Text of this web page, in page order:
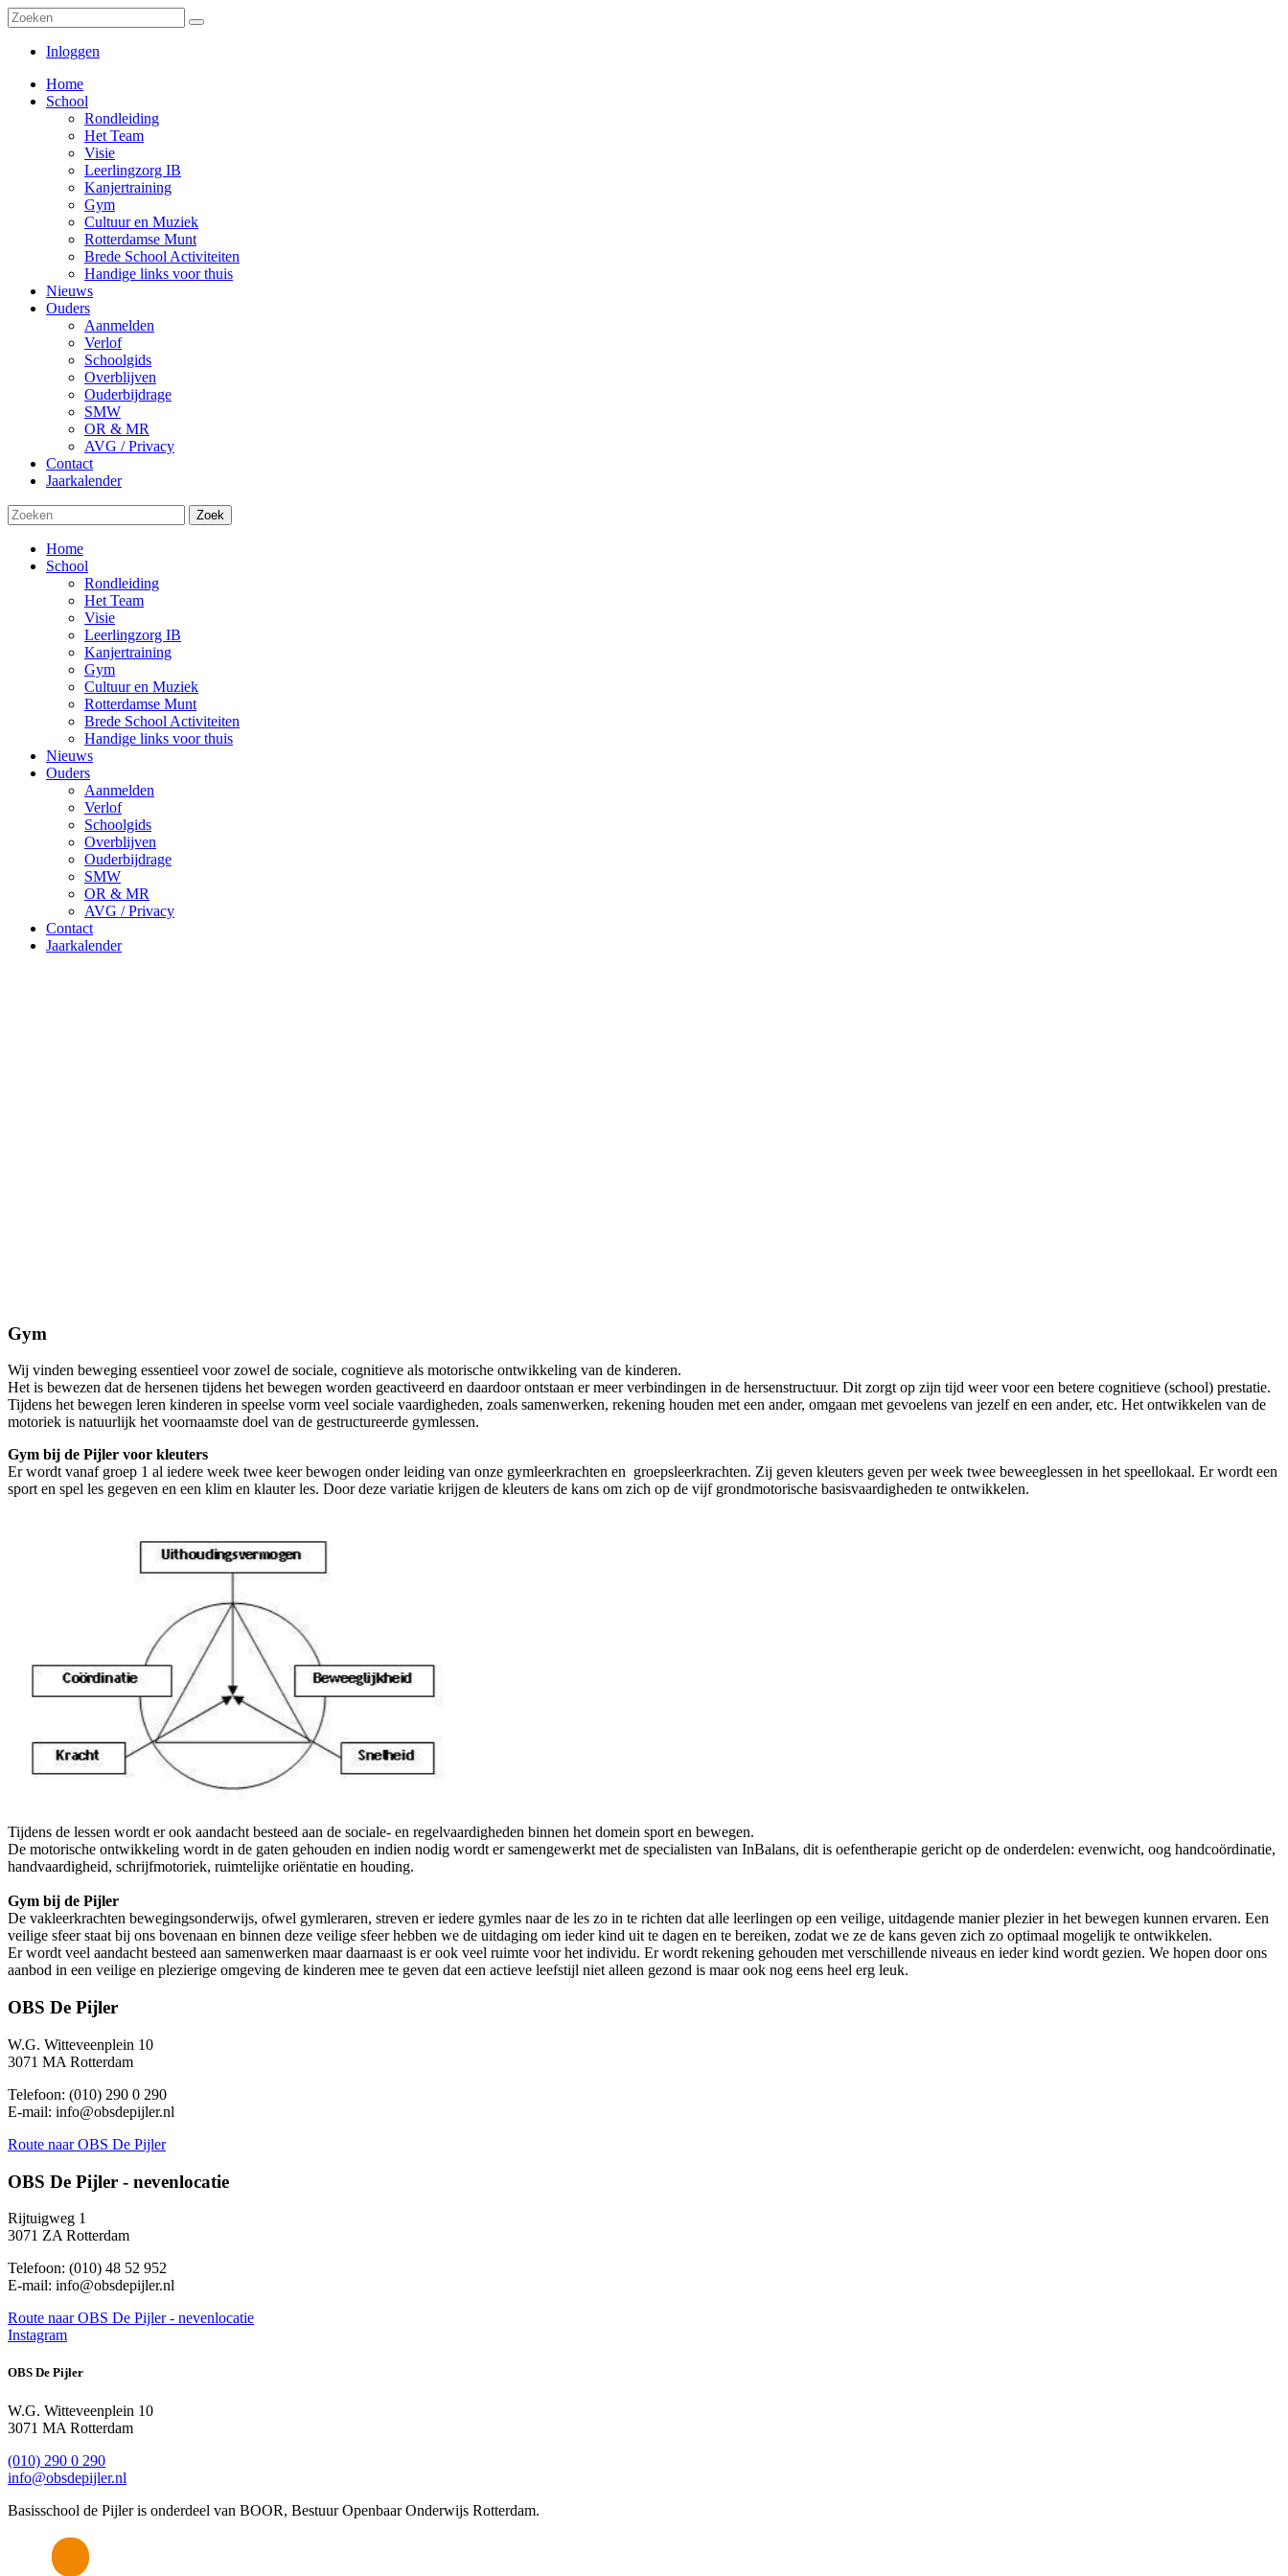
Inloggen
Home
School
Rondleiding
Het Team
Visie
Leerlingzorg IB
Kanjertraining
Gym
Cultuur en Muziek
Rotterdamse Munt
Brede School Activiteiten
Handige links voor thuis
Nieuws
Ouders
Aanmelden
Verlof
Schoolgids
Overblijven
Ouderbijdrage
SMW
OR & MR
AVG / Privacy
Contact
Jaarkalender
Zoek
Home
School
Rondleiding
Het Team
Visie
Leerlingzorg IB
Kanjertraining
Gym
Cultuur en Muziek
Rotterdamse Munt
Brede School Activiteiten
Handige links voor thuis
Nieuws
Ouders
Aanmelden
Verlof
Schoolgids
Overblijven
Ouderbijdrage
SMW
OR & MR
AVG / Privacy
Contact
Jaarkalender
Gym
Wij vinden beweging essentieel voor zowel de sociale, cognitieve als motorische ontwikkeling van de kinderen.
Het is bewezen dat de hersenen tijdens het bewegen worden geactiveerd en daardoor ontstaan er meer verbindingen in de hersenstructuur. Dit zorgt op zijn tijd weer voor een betere cognitieve (school) prestatie.
Tijdens het bewegen leren kinderen in speelse vorm veel sociale vaardigheden, zoals samenwerken, rekening houden met een ander, omgaan met gevoelens van jezelf en een ander, etc. Het ontwikkelen van de
motoriek is natuurlijk het voornaamste doel van de gestructureerde gymlessen.
Gym bij de Pijler voor kleuters
Er wordt vanaf groep 1 al iedere week twee keer bewogen onder leiding van onze gymleerkrachten en groepsleerkrachten. Zij geven kleuters geven per week twee beweeglessen in het speellokaal. Er wordt een
sport en spel les gegeven en een klim en klauter les. Door deze variatie krijgen de kleuters de kans om zich op de vijf grondmotorische basisvaardigheden te ontwikkelen.
Tijdens de lessen wordt er ook aandacht besteed aan de sociale- en regelvaardigheden binnen het domein sport en bewegen.
De motorische ontwikkeling wordt in de gaten gehouden en indien nodig wordt er samengewerkt met de specialisten van InBalans, dit is oefentherapie gericht op de onderdelen: evenwicht, oog handcoördinatie,
handvaardigheid, schrijfmotoriek, ruimtelijke oriëntatie en houding.
Gym bij de Pijler
De vakleerkrachten bewegingsonderwijs, ofwel gymleraren, streven er iedere gymles naar de les zo in te richten dat alle leerlingen op een veilige, uitdagende manier plezier in het bewegen kunnen ervaren. Een
veilige sfeer staat bij ons bovenaan en binnen deze veilige sfeer hebben we de uitdaging om ieder kind uit te dagen en te bereiken, zodat we ze de kans geven zich zo optimaal mogelijk te ontwikkelen.
Er wordt veel aandacht besteed aan samenwerken maar daarnaast is er ook veel ruimte voor het individu. Er wordt rekening gehouden met verschillende niveaus en ieder kind wordt gezien. We hopen door ons
aanbod in een veilige en plezierige omgeving de kinderen mee te geven dat een actieve leefstijl niet alleen gezond is maar ook nog eens heel erg leuk.
OBS De Pijler
W.G. Witteveenplein 10
3071 MA Rotterdam
Telefoon: (010) 290 0 290
E-mail: info@obsdepijler.nl
Route naar OBS De Pijler
OBS De Pijler - nevenlocatie
Rijtuigweg 1
3071 ZA Rotterdam
Telefoon: (010) 48 52 952
E-mail: info@obsdepijler.nl
Route naar OBS De Pijler - nevenlocatie
Instagram
OBS De Pijler
W.G. Witteveenplein 10
3071 MA Rotterdam
(010) 290 0 290
info@obsdepijler.nl
Basisschool de Pijler is onderdeel van BOOR, Bestuur Openbaar Onderwijs Rotterdam.